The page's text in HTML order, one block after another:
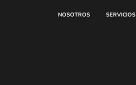
NOSOTROS SERVICIOS